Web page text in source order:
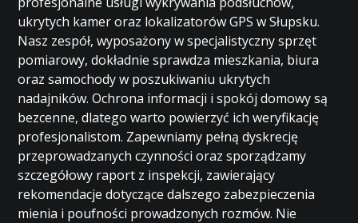
ukrytych kamer oraz lokalizatorów GPS w Słupsku.
Nasz zespół, wyposażony w specjalistyczny sprzęt
pomiarowy, dokładnie sprawdza mieszkania, biura
oraz samochody w poszukiwaniu ukrytych
nadajników. Ochrona informacji i spokój domowy są
bezcenne, dlatego warto powierzyć ich weryfikację
profesjonalistom. Zapewniamy pełną dyskrecję
przeprowadzanych czynności oraz sporządzamy
szczegółowy raport z inspekcji, zawierający
rekomendacje dotyczące dalszego zabezpieczenia
mienia i poufności prowadzonych rozmów. Nie